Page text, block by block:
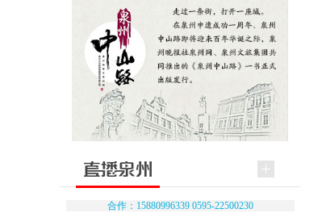
合作：15880996339 0595-22500230